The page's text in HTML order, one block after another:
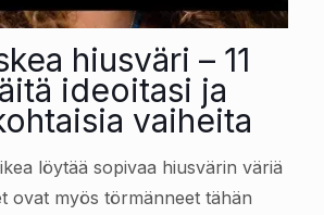
hiusväri – 11
ideoitasi ja
vaiheita
löytää sopivaa hiusvärin väriä
ovat myös törmänneet tähän